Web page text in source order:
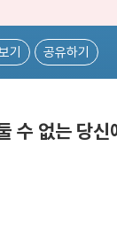
기 공유하기
수 없는 당신